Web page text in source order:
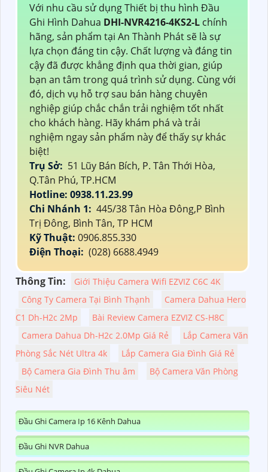
Với nhu cầu sử dụng Thiết bị thu hình Đầu
Ghi Hình Dahua DHI-NVR4216-4KS2-L chính
hãng, sản phẩm tại An Thành Phát sẽ là sự
lựa chọn đáng tin cậy. Chất lượng và đáng tin
cậy đã được khẳng định qua thời gian, giúp
bạn an tâm trong quá trình sử dụng. Cùng với
đó, dịch vụ hỗ trợ sau bán hàng chuyên
nghiệp giúp chắc chắn trải nghiệm tốt nhất
cho khách hàng. Hãy khám phá và trải
nghiệm ngay sản phẩm này để thấy sự khác
biệt!
Trụ Sở: 51 Lũy Bán Bích, P. Tân Thới Hòa,
Q.Tân Phú, TP.HCM
Hotline: 0938.11.23.99
Chi Nhánh 1: 445/38 Tân Hòa Đông,P Bình
Trị Đông, Bình Tân, TP HCM
Kỹ Thuật: 0906.855.330
Điện Thoại: (028) 6688.4949
Thông Tin:
Giới Thiệu Camera Wifi EZVIZ C6C 4K
Công Ty Camera Tại Bình Thạnh
Camera Dahua Hero
C1 Dh-H2c 2Mp
Bài Review Camera EZVIZ CS-H8C
Camera Dahua Dh-H2c 2.0Mp Giá Rẻ
Lắp Camera Văn
Phòng Sắc Nét Ultra 4k
Lắp Camera Gia Đình Giá Rẻ
Bộ Camera Gia Đình Thu âm
Bộ Camera Văn Phòng
Siêu Nét
Đầu Ghi Camera Ip 16 Kênh Dahua
Đầu Ghi NVR Dahua